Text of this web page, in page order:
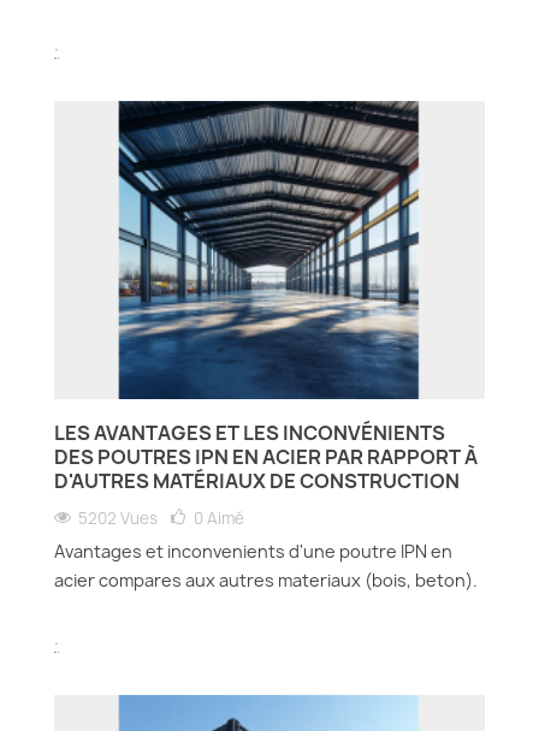
.
LES AVANTAGES ET LES INCONVÉNIENTS
DES POUTRES IPN EN ACIER PAR RAPPORT À
D'AUTRES MATÉRIAUX DE CONSTRUCTION
5202 Vues 0 Aimé
Avantages et inconvenients d'une poutre IPN en
acier compares aux autres materiaux (bois, beton).
.